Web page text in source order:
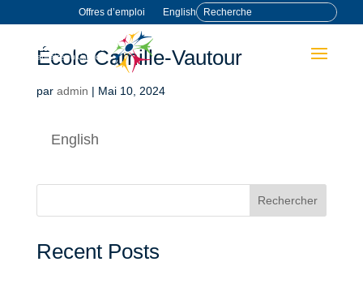
Offres d’emploi English
École Camille-Vautour
par admin | Mai 10, 2024
English
Rechercher
Recent Posts